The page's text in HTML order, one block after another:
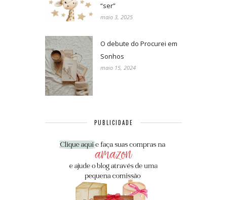
“ser”
maio 3, 2025
O debute do Procurei em
Sonhos
maio 15, 2024
PUBLICIDADE